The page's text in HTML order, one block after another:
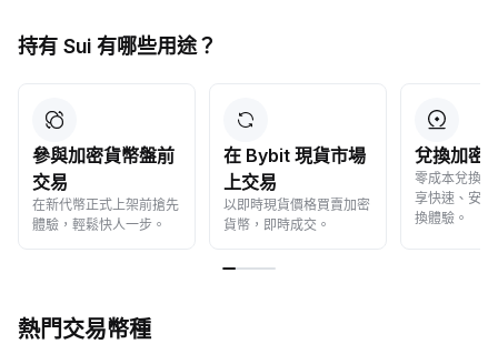
持有 Sui 有哪些用途？
參與加密貨幣盤前
交易
在新代幣正式上架前搶先
體驗，輕鬆快人一步。
在 Bybit 現貨市場
上交易
以即時現貨價格買賣加密
貨幣，即時成交。
兌換加密
零成本兌換
享快速、安
換體驗。
熱門交易幣種